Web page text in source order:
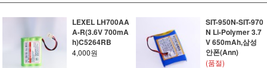
LEXEL LH700AA
A-R(3.6V 700mA
h)C5264RB
4,000원
SIT-950N-SIT-970
N Li-Polymer 3.7
V 650mAh,삼성
안폰(Ann)
(품절)